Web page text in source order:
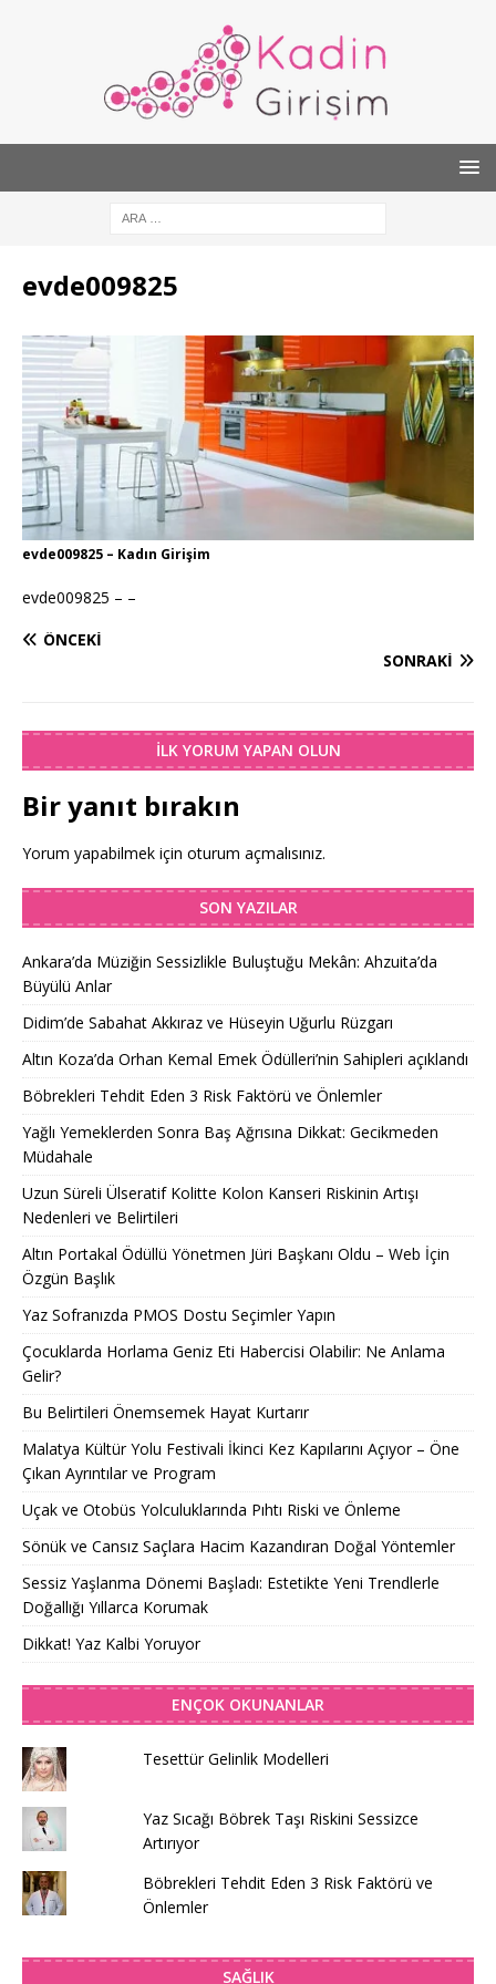
evde009825
evde009825 – Kadın Girişim
evde009825 – –
ÖNCEKI
SONRAKI
İLK YORUM YAPAN OLUN
Bir yanıt bırakın
Yorum yapabilmek için oturum açmalısınız.
SON YAZILAR
Ankara’da Müziğin Sessizlikle Buluştuğu Mekân: Ahzuita’da
Büyülü Anlar
Didim’de Sabahat Akkıraz ve Hüseyin Uğurlu Rüzgarı
Altın Koza’da Orhan Kemal Emek Ödülleri’nin Sahipleri açıklandı
Böbrekleri Tehdit Eden 3 Risk Faktörü ve Önlemler
Yağlı Yemeklerden Sonra Baş Ağrısına Dikkat: Gecikmeden
Müdahale
Uzun Süreli Ülseratif Kolitte Kolon Kanseri Riskinin Artışı
Nedenleri ve Belirtileri
Altın Portakal Ödüllü Yönetmen Jüri Başkanı Oldu – Web İçin
Özgün Başlık
Yaz Sofranızda PMOS Dostu Seçimler Yapın
Çocuklarda Horlama Geniz Eti Habercisi Olabilir: Ne Anlama
Gelir?
Bu Belirtileri Önemsemek Hayat Kurtarır
Malatya Kültür Yolu Festivali İkinci Kez Kapılarını Açıyor – Öne
Çıkan Ayrıntılar ve Program
Uçak ve Otobüs Yolculuklarında Pıhtı Riski ve Önleme
Sönük ve Cansız Saçlara Hacim Kazandıran Doğal Yöntemler
Sessiz Yaşlanma Dönemi Başladı: Estetikte Yeni Trendlerle
Doğallığı Yıllarca Korumak
Dikkat! Yaz Kalbi Yoruyor
ENÇOK OKUNANLAR
Tesettür Gelinlik Modelleri
Yaz Sıcağı Böbrek Taşı Riskini Sessizce
Artırıyor
Böbrekleri Tehdit Eden 3 Risk Faktörü ve
Önlemler
SAĞLIK